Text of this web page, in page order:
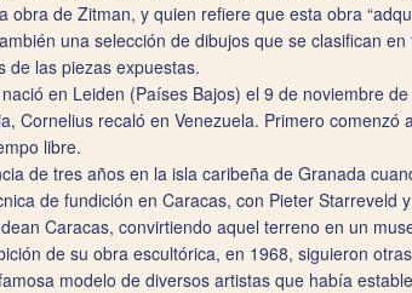
obra de Zitman, y quien refiere que esta obra
una selección de dibujos que se clasifican
de las piezas expuestas.
en Leiden (Países Bajos) el 9 de noviembre
Cornelius recaló en Venezuela. Primero
libre.
de tres años en la isla caribeña de Granada
de fundición en Caracas, con Pieter
Caracas, convirtiendo aquel terreno en un
de su obra escultórica, en 1968, siguieron
modelo de diversos artistas que había